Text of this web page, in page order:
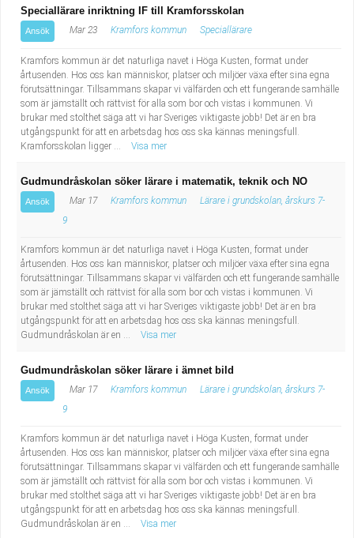
Speciallärare inriktning IF till Kramforsskolan
Ansök Mar 23 Kramfors kommun Speciallärare
Kramfors kommun är det naturliga navet i Höga Kusten, format under
årtusenden. Hos oss kan människor, platser och miljöer växa efter sina egna
förutsättningar. Tillsammans skapar vi välfärden och ett fungerande samhälle
som är jämställt och rättvist för alla som bor och vistas i kommunen. Vi
brukar med stolthet säga att vi har Sveriges viktigaste jobb! Det är en bra
utgångspunkt för att en arbetsdag hos oss ska kännas meningsfull.
Kramforsskolan ligger ...
Visa mer
Gudmundråskolan söker lärare i matematik, teknik och NO
Ansök Mar 17 Kramfors kommun
Lärare i grundskolan, årskurs 7-
9
Kramfors kommun är det naturliga navet i Höga Kusten, format under
årtusenden. Hos oss kan människor, platser och miljöer växa efter sina egna
förutsättningar. Tillsammans skapar vi välfärden och ett fungerande samhälle
som är jämställt och rättvist för alla som bor och vistas i kommunen. Vi
brukar med stolthet säga att vi har Sveriges viktigaste jobb! Det är en bra
utgångspunkt för att en arbetsdag hos oss ska kännas meningsfull.
Gudmundråskolan är en ...
Visa mer
Gudmundråskolan söker lärare i ämnet bild
Ansök Mar 17 Kramfors kommun
Lärare i grundskolan, årskurs 7-
9
Kramfors kommun är det naturliga navet i Höga Kusten, format under
årtusenden. Hos oss kan människor, platser och miljöer växa efter sina egna
förutsättningar. Tillsammans skapar vi välfärden och ett fungerande samhälle
som är jämställt och rättvist för alla som bor och vistas i kommunen. Vi
brukar med stolthet säga att vi har Sveriges viktigaste jobb! Det är en bra
utgångspunkt för att en arbetsdag hos oss ska kännas meningsfull.
Gudmundråskolan är en ...
Visa mer